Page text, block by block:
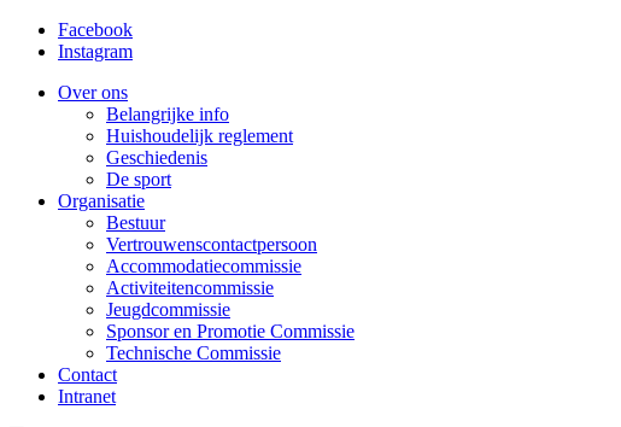
Facebook
Instagram
Over ons
Belangrijke info
Huishoudelijk reglement
Geschiedenis
De sport
Organisatie
Bestuur
Vertrouwenscontactpersoon
Accommodatiecommissie
Activiteitencommissie
Jeugdcommissie
Sponsor en Promotie Commissie
Technische Commissie
Contact
Intranet